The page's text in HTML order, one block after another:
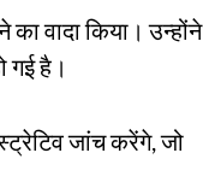
का वादा किया। उन्होंने
गई है।
जांच करेंगे, जो